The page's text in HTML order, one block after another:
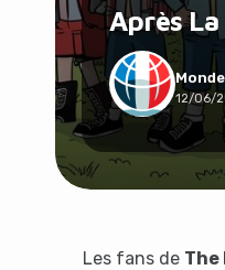
Après La
12/06/
Les fans de The
Social
Tech &
Travail
Voyage